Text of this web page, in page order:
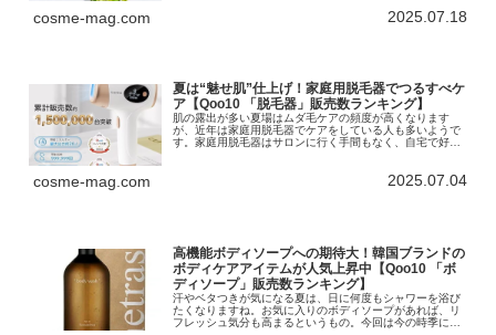
cosme-mag.com 2025.07.18
夏は“魅せ肌”仕上げ！家庭用脱毛器でつるすべケ
ア【Qoo10 「脱毛器」販売数ランキング】
肌の露出が多い夏場はムダ毛ケアの頻度が高くなります
が、近年は家庭用脱毛器でケアをしている人も多いようで
す。家庭用脱毛器はサロンに行く手間もなく、自宅で好き
cosme-mag.com 2025.07.04
高機能ボディソープへの期待大！韓国ブランドの
ボディケアアイテムが人気上昇中【Qoo10 「ボ
ディソープ」販売数ランキング】
汗やベタつきが気になる夏は、日に何度もシャワーを浴び
たくなりますね。お気に入りのボディソープがあれば、リ
フレッシュ気分も高まるというもの。今回は今の時季にぴ